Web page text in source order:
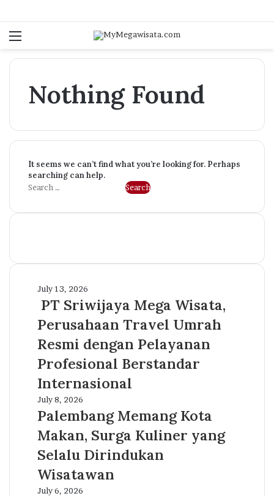
Menu
Nothing Found
It seems we can’t find what you’re looking for. Perhaps
searching can help.
Search
PT
Sriwijaya
Wisata,
Perusahaan
Travel
Umrah
Resmi
dengan
Pelayanan
Profesional
Berstandar
Internasional
July 13, 2026
PT Sriwijaya Mega Wisata,
Perusahaan Travel Umrah
Resmi dengan Pelayanan
Profesional Berstandar
Internasional
Palembang
Memang
Makan,
Surga
Kuliner
yang
Selalu
July 8, 2026
Palembang Memang Kota
Makan, Surga Kuliner yang
Selalu Dirindukan
Wisatawan
Tips
July 6, 2026